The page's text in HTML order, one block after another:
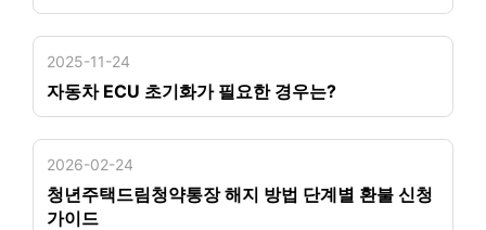
2025-11-24
자동차 ECU 초기화가 필요한 경우는?
2026-02-24
청년주택드림청약통장 해지 방법 단계별 환불 신청
가이드